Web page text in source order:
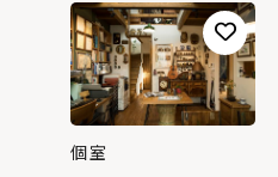
個室